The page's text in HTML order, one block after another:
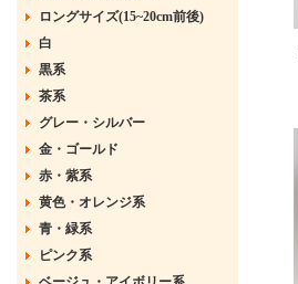
ロングサイズ(15~20cm前後)
白
黒系
茶系
グレー・シルバー
金・ゴールド
赤・紫系
黄色・オレンジ系
青・緑系
ピンク系